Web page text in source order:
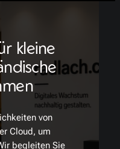
kleine
von
Cloud, um
begleiten Sie